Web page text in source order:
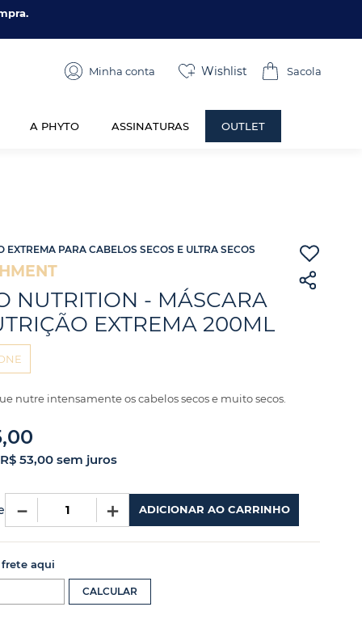
Minha conta Wishlist
A PHYTO ASSINATURAS OUTLET
EXTREMA PARA CABELOS SECOS E ULTRA SECOS
NUTRITION - MÁSCARA
EXTREMA 200ML
nutre intensamente os cabelos secos e muito secos.
,00
R$ 53,00 sem juros
＋
－ ADICIONAR AO CARRINHO
aqui